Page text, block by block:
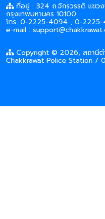
ที่อยู่ : 324 ถ.จักรวรรดิ แขว
กรุงเทพมหานคร 10100
โทร. 0-2225-4094 , 0-
e-mail :
Copyright © 2026, สถานีต
Chakkrawat Police Station